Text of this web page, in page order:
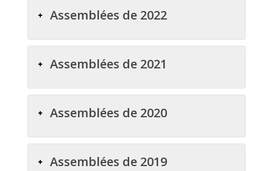
Assemblées de 2022
Assemblées de 2021
Assemblées de 2020
Assemblées de 2019